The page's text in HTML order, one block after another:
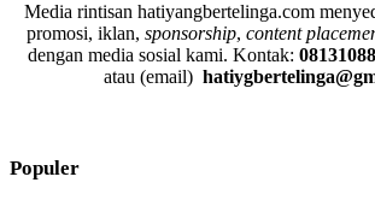
Media rintisan hatiyangbertelinga.com
promosi, iklan, sponsorship, content
dengan media sosial kami. Kontak:
atau (email)
Populer